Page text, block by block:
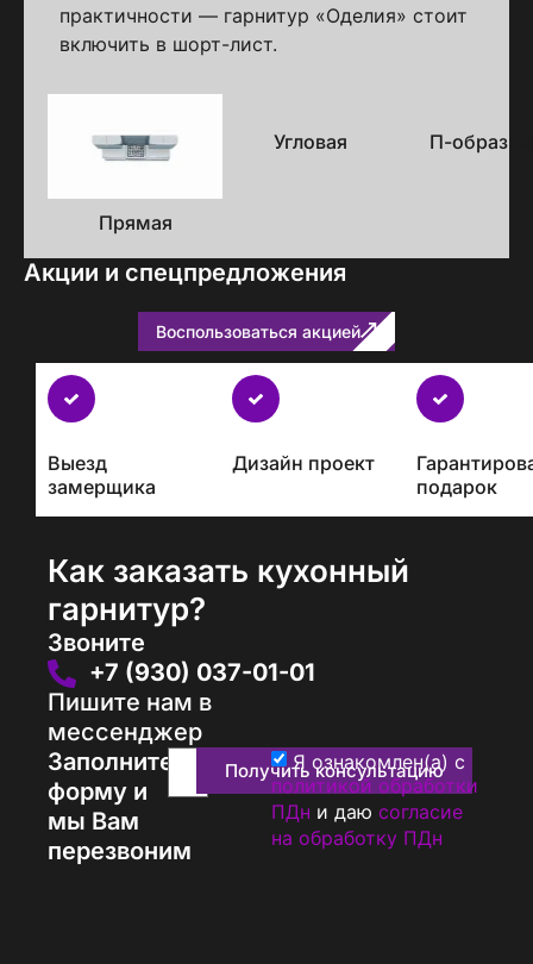
практичности — гарнитур «Оделия» стоит
включить в шорт-лист.
исполнения
Прямая
Угловая П-
Акции и спецпредложения
Воспользоваться акцией
Бесплатно
с
проектом
Выезд
замерщика
Дизайн проект
подарок
Как заказать кухонный
гарнитур?
Звоните
+7 (930) 037-01-01
Пишите нам в
мессенджер
Заполните
форму и
мы Вам
перезвоним
Получить консультацию
Я ознакомлен(а) с
политикой обработки
ПДн и даю согласие
на обработку ПДн